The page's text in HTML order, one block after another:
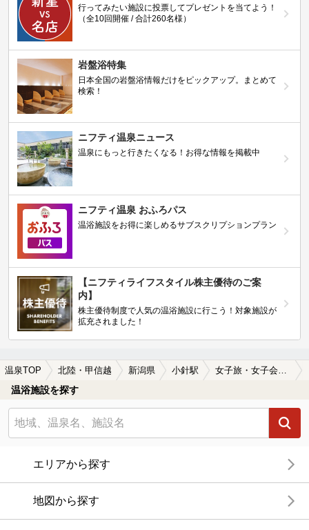
行ってみたい施設に投票してプレゼントを当てよう！
（全10回開催 / 合計260名様）
岩盤浴特集
日本全国の岩盤浴情報だけをピックアップ。まとめて
検索！
ニフティ温泉ニュース
温泉にもっと行きたくなる！お得な情報を掲載中
ニフティ温泉 おふろパス
温浴施設をお得に楽しめるサブスクリプションプラン
【ニフティライフスタイル株主優待のご案
内】
株主優待制度で人気の温浴施設に行こう！対象施設が
拡充されました！
温泉TOP 北陸・甲信越 新潟県 小針駅 女子旅・女子会におすすめの小針駅近くの温泉、日帰り温泉、スーパー銭湯おすすめ
温浴施設を探す
エリアから探す
地図から探す